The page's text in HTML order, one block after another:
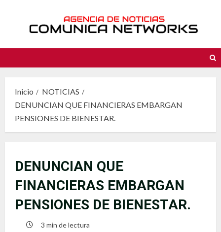
contenido
Inicio
NOTICIAS
DENUNCIAN QUE FINANCIERAS EMBARGAN
PENSIONES DE BIENESTAR.
DENUNCIAN QUE
FINANCIERAS EMBARGAN
PENSIONES DE BIENESTAR.
3 min de lectura